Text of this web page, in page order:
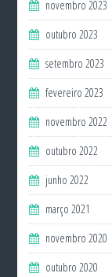
novembro 2023
outubro 2023
setembro 2023
fevereiro 2023
novembro 2022
outubro 2022
junho 2022
março 2021
novembro 2020
outubro 2020